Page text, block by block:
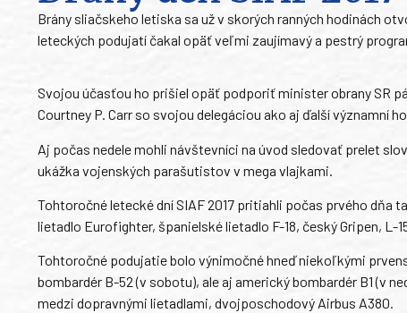
Brány sliačskeho letiska sa už v skorých ranných hodinách
leteckých podujatí čakal opäť veľmi zaujímavý a pestrý
Svojou účasťou ho prišiel opäť podporiť minister obrany SR
Courtney P. Carr so svojou delegáciou ako aj ďalší významní
Aj počas nedele mohli návštevníci na úvod sledovať prelet
ukážka vojenských parašutistov v mega vlajkami.
Tohtoročné letecké dní SIAF 2017 pritiahli počas prvého dňa
lietadlo Eurofighter, španielské lietadlo F-18, český Gripen, L-
Tohtoročné podujatie bolo výnimočné hneď niekoľkými
bombardér B-52 (v sobotu), ale aj americký bombardér B1 (v
medzi dopravnými lietadlami, dvojposchodový Airbus A380.